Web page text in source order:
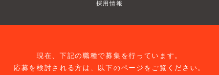
採用情報
現在、下記の職種で募集を行っています。
応募を検討される方は、以下のページをご覧ください。